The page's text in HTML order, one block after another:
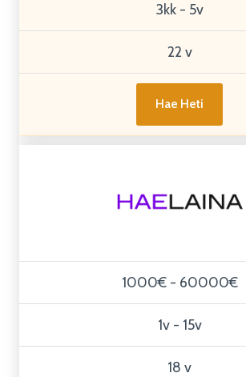
3kk - 5v
22 v
Hae Heti
1000€ - 60000€
1v - 15v
18 v